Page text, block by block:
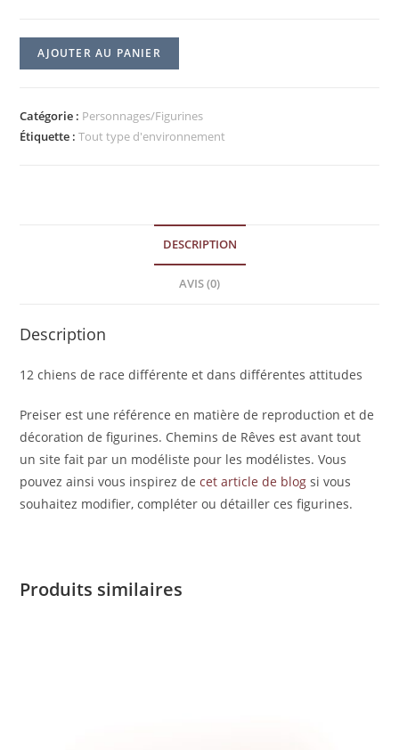
AJOUTER AU PANIER
Catégorie : Personnages/Figurines
Étiquette :Tout type d'environnement
DESCRIPTION
AVIS (0)
Description
12 chiens de race différente et dans différentes attitudes
Preiser est une référence en matière de reproduction et de
décoration de figurines. Chemins de Rêves est avant tout
un site fait par un modéliste pour les modélistes. Vous
pouvez ainsi vous inspirez decet article de blogsi vous
souhaitez modifier, compléter ou détailler ces figurines.
Produits similaires